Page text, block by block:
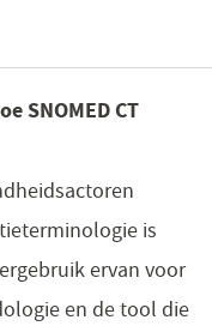
SNOMED CT
is
ervan voor
en de tool die